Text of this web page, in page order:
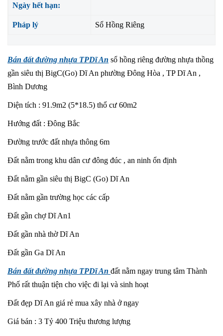
Ngày hết hạn:
Pháp lý Sổ Hồng Riêng
Bán đất đường nhựa TPDĩ An sổ hồng riêng đường nhựa thồng
gần siêu thị BigC(Go) Dĩ An phường Đông Hòa , TP Dĩ An ,
Bình Dương
Diện tích : 91.9m2 (5*18.5) thổ cư 60m2
Hướng đất : Đông Bắc
Đường trước đất nhựa thông 6m
Đất nằm trong khu dân cư đông đúc , an ninh ổn định
Đất nằm gần siêu thị BigC (Go) Dĩ An
Đất nằm gần trường học các cấp
Đất gần chợ Dĩ An1
Đất gần nhà thờ Dĩ An
Đất gần Ga Dĩ An
Bán đất đường nhựa TPDĩ An đất nằm ngay trung tâm Thành
Phố rất thuận tiện cho việc đi lại và sinh hoạt
Đất đẹp Dĩ An giá rẻ mua xây nhà ở ngay
Giá bán : 3 Tỷ 400 Triệu thương lượng